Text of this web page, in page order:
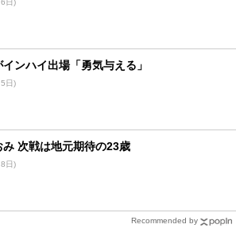
日)
ンハイ出場「勇気与える」
日)
み 次戦は地元期待の23歳
日)
Recommended by